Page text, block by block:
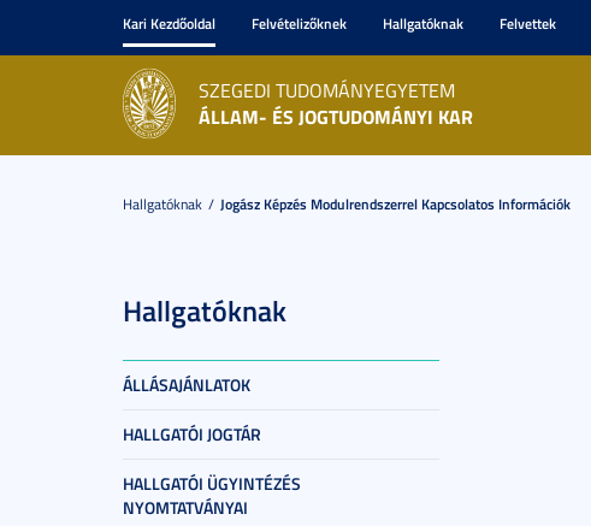
Kari Kezdőoldal Felvételizőknek Hallgatóknak Felvettek
SZEGEDI TUDOMÁNYEGYETEM
ÁLLAM- ÉS JOGTUDOMÁNYI KAR
Hallgatóknak Jogász Képzés Modulrendszerrel Kapcsolatos Információk
Hallgatóknak
ÁLLÁSAJÁNLATOK
HALLGATÓI JOGTÁR
HALLGATÓI ÜGYINTÉZÉS
NYOMTATVÁNYAI